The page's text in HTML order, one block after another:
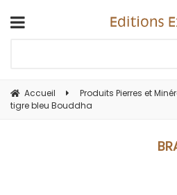
Accueil Produits Pierres et
tigre bleu Bouddha